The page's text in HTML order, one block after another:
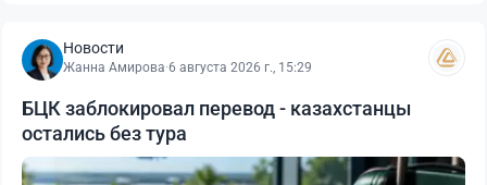
Новости
Жанна Амирова·6 августа 2026 г., 15:29
БЦК заблокировал перевод - казахстанцы
остались без тура